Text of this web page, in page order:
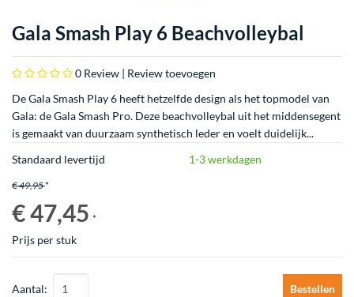
Gala Smash Play 6 Beachvolleybal
0 Review | Review toevoegen
De Gala Smash Play 6 heeft hetzelfde design als het topmodel van
Gala: de Gala Smash Pro. Deze beachvolleybal uit het middensegent
is gemaakt van duurzaam synthetisch leder en voelt duidelijk...
Standaard levertijd
1-3 werkdagen
€ 49,95*
€ 47,45 *
Prijs per stuk
Aantal: Bestellen